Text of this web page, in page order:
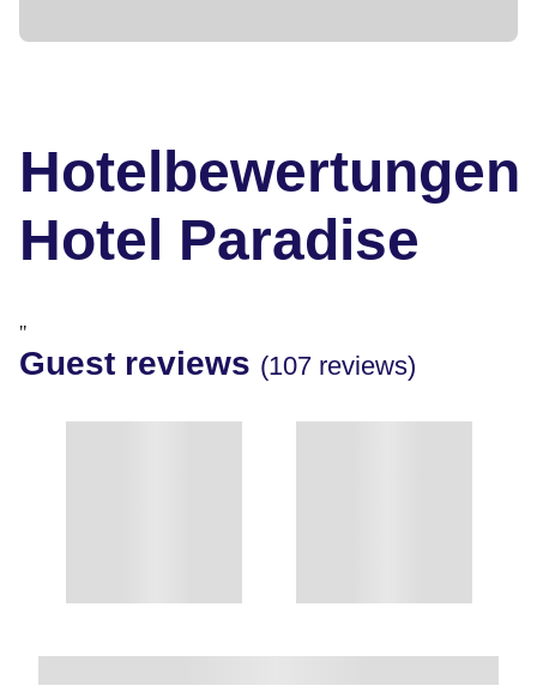
Hotelbewertungen
Hotel Paradise
"
Guest reviews (107 reviews)